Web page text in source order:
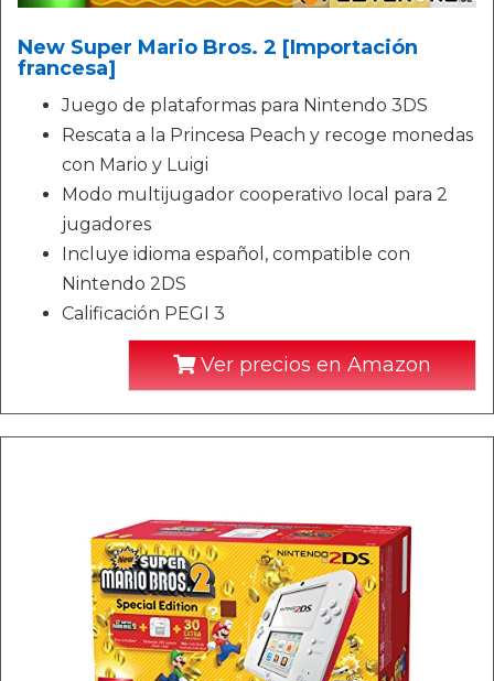
New Super Mario Bros. 2 [Importación
francesa]
Juego de plataformas para Nintendo 3DS
Rescata a la Princesa Peach y recoge monedas
con Mario y Luigi
Modo multijugador cooperativo local para 2
jugadores
Incluye idioma español, compatible con
Nintendo 2DS
Calificación PEGI 3
Ver precios en Amazon